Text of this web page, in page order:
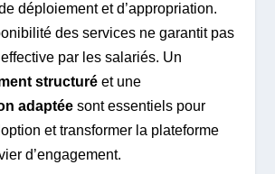
déploiement et d’appropriation.
des services ne garantit pas
par les salariés. Un
structuré et une
adaptée sont essentiels pour
et transformer la plateforme
d’engagement.